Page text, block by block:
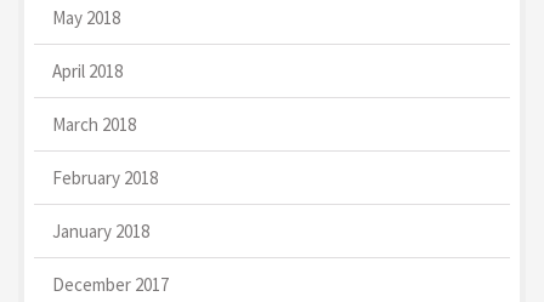
May 2018
April 2018
March 2018
February 2018
January 2018
December 2017